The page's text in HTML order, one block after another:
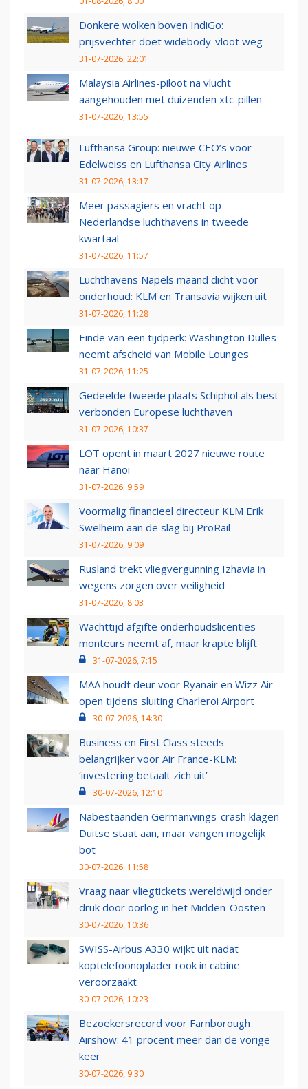
Donkere wolken boven IndiGo:
prijsvechter doet widebody-vloot weg
31-07-2026, 22:01
Malaysia Airlines-piloot na vlucht
aangehouden met duizenden xtc-pillen
31-07-2026, 13:55
Lufthansa Group: nieuwe CEO’s voor
Edelweiss en Lufthansa City Airlines
31-07-2026, 13:17
Meer passagiers en vracht op
Nederlandse luchthavens in tweede
kwartaal
31-07-2026, 11:57
Luchthavens Napels maand dicht voor
onderhoud: KLM en Transavia wijken uit
31-07-2026, 11:28
Einde van een tijdperk: Washington Dulles
neemt afscheid van Mobile Lounges
31-07-2026, 11:25
Gedeelde tweede plaats Schiphol als best
verbonden Europese luchthaven
31-07-2026, 10:37
LOT opent in maart 2027 nieuwe route
naar Hanoi
31-07-2026, 9:59
Voormalig financieel directeur KLM Erik
Swelheim aan de slag bij ProRail
31-07-2026, 9:09
Rusland trekt vliegvergunning Izhavia in
wegens zorgen over veiligheid
31-07-2026, 8:03
Wachttijd afgifte onderhoudslicenties
monteurs neemt af, maar krapte blijft
31-07-2026, 7:15
MAA houdt deur voor Ryanair en Wizz Air
open tijdens sluiting Charleroi Airport
30-07-2026, 14:30
Business en First Class steeds
belangrijker voor Air France-KLM:
‘investering betaalt zich uit’
30-07-2026, 12:10
Nabestaanden Germanwings-crash klagen
Duitse staat aan, maar vangen mogelijk
bot
30-07-2026, 11:58
Vraag naar vliegtickets wereldwijd onder
druk door oorlog in het Midden-Oosten
30-07-2026, 10:36
SWISS-Airbus A330 wijkt uit nadat
koptelefoonoplader rook in cabine
veroorzaakt
30-07-2026, 10:23
Bezoekersrecord voor Farnborough
Airshow: 41 procent meer dan de vorige
keer
30-07-2026, 9:30